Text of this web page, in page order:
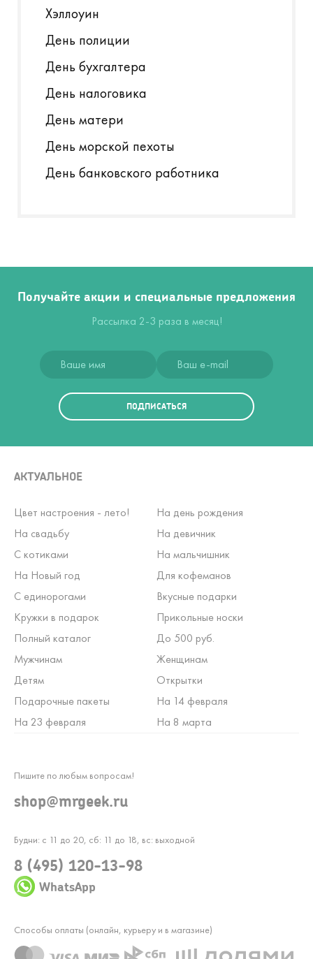
Хэллоуин
День полиции
День бухгалтера
День налоговика
День матери
День морской пехоты
День банковского работника
Получайте акции и специальные предложения
Рассылка 2-3 раза в месяц!
ПОДПИСАТЬСЯ
АКТУАЛЬНОЕ
Цвет настроения - лето!
На день рождения
На свадьбу
На девичник
С котиками
На мальчишник
На Новый год
Для кофеманов
С единорогами
Вкусные подарки
Кружки в подарок
Прикольные носки
Полный каталог
До 500 руб.
Мужчинам
Женщинам
Детям
Открытки
Подарочные пакеты
На 14 февраля
На 23 февраля
На 8 марта
Будни: с 11 до 20, сб: 11 до 18, вс: выходной
8 (495) 120-13-98
WhatsApp
Пишите по любым вопросам!
shop@mrgeek.ru
Способы оплаты (онлайн, курьеру и в магазине)